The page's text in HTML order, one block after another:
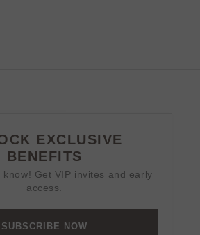
EXCLUSIVE
BENEFITS
Get VIP invites and early
access.
SUBSCRIBE NOW